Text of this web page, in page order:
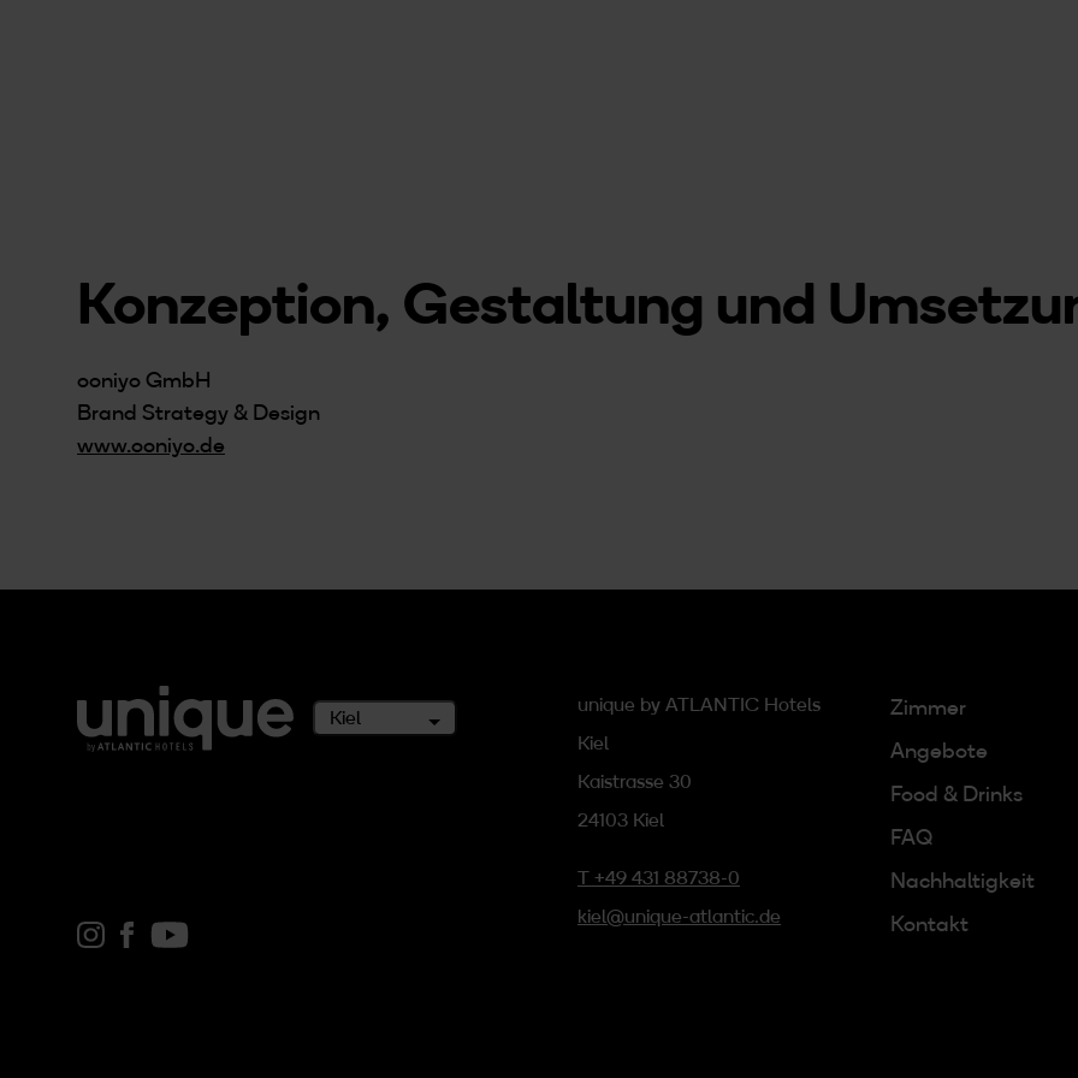
Konzeption, Gestaltung und
ooniyo GmbH
Brand Strategy & Design
www.ooniyo.de
Kiel
Link zu Instagram
Link zu Facebook
unique by ATLANTIC Hotels
Kiel
Kaistrasse 30
24103 Kiel
T +49 431 88738-0
kiel@unique-atlantic.de
Zimmer
Angebote
Food & Drinks
FAQ
Nachhaltigkeit
Kontakt